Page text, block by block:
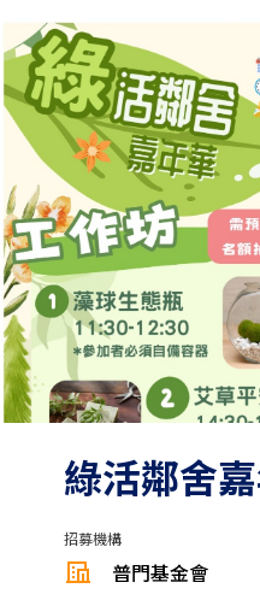
綠活鄰舍
招募機構
普門基金會